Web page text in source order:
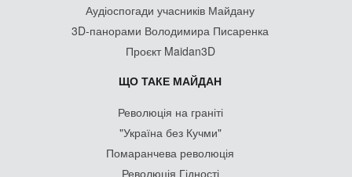
Аудіоспогади учасників Майдану
3D-панорами Володимира Писаренка
Проєкт Maidan3D
ЩО ТАКЕ МАЙДАН
Революція на граніті
"Україна без Кучми"
Помаранчева революція
Революція Гідності